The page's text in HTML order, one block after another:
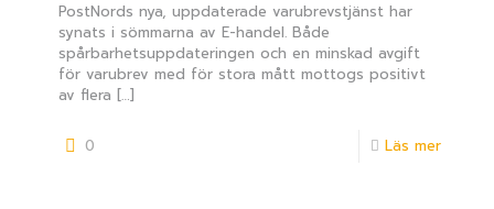
PostNords nya, uppdaterade varubrevstjänst har
synats i sömmarna av E-handel. Både
spårbarhetsuppdateringen och en minskad avgift
för varubrev med för stora mått mottogs positivt
av flera […]
0 Läs mer